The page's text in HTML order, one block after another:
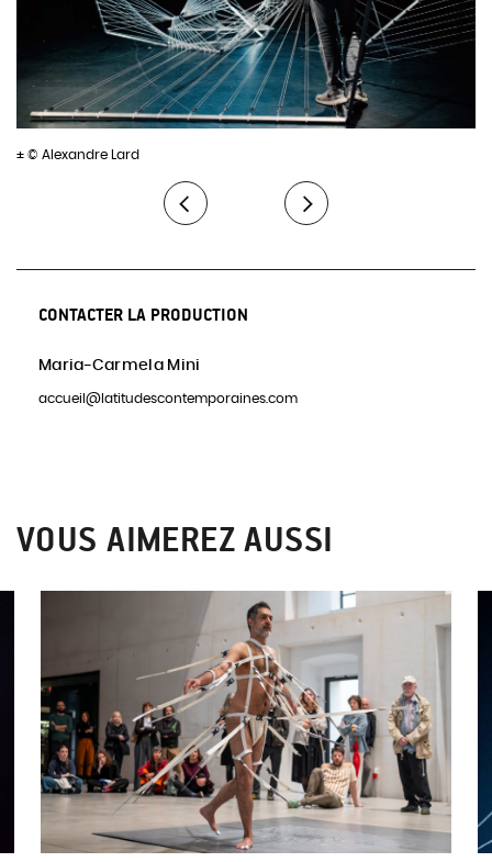
bénéficie d’une aide à la structuration par la DRAC Ile-de-
France, et d’une aide à la création par la Région Ile-de-France.
± © Alexandre Lard
CONTACTER LA PRODUCTION
Maria-Carmela Mini
accueil@latitudescontemporaines.com
VOUS AIMEREZ AUSSI